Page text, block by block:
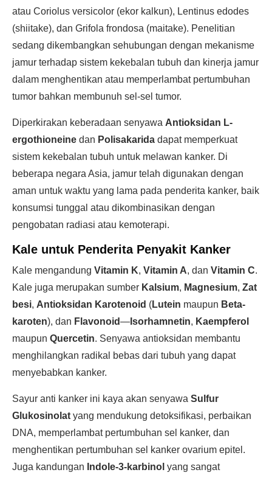
atau Coriolus versicolor (ekor kalkun), Lentinus edodes
(shiitake), dan Grifola frondosa (maitake). Penelitian
sedang dikembangkan sehubungan dengan mekanisme
jamur terhadap sistem kekebalan tubuh dan kinerja jamur
dalam menghentikan atau memperlambat pertumbuhan
tumor bahkan membunuh sel-sel tumor.
Diperkirakan keberadaan senyawa Antioksidan L-
ergothioneine dan Polisakarida dapat memperkuat
sistem kekebalan tubuh untuk melawan kanker. Di
beberapa negara Asia, jamur telah digunakan dengan
aman untuk waktu yang lama pada penderita kanker, baik
konsumsi tunggal atau dikombinasikan dengan
pengobatan radiasi atau kemoterapi.
Kale untuk Penderita Penyakit Kanker
Kale mengandung Vitamin K, Vitamin A, dan Vitamin C.
Kale juga merupakan sumber Kalsium, Magnesium, Zat
besi, Antioksidan Karotenoid (Lutein maupun Beta-
karoten), dan Flavonoid— Isorhamnetin, Kaempferol
maupun Quercetin. Senyawa antioksidan membantu
menghilangkan radikal bebas dari tubuh yang dapat
menyebabkan kanker.
Sayur anti kanker ini kaya akan senyawa Sulfur
Glukosinolat yang mendukung detoksifikasi, perbaikan
DNA, memperlambat pertumbuhan sel kanker, dan
menghentikan pertumbuhan sel kanker ovarium epitel.
Juga kandungan Indole-3-karbinol yang sangat